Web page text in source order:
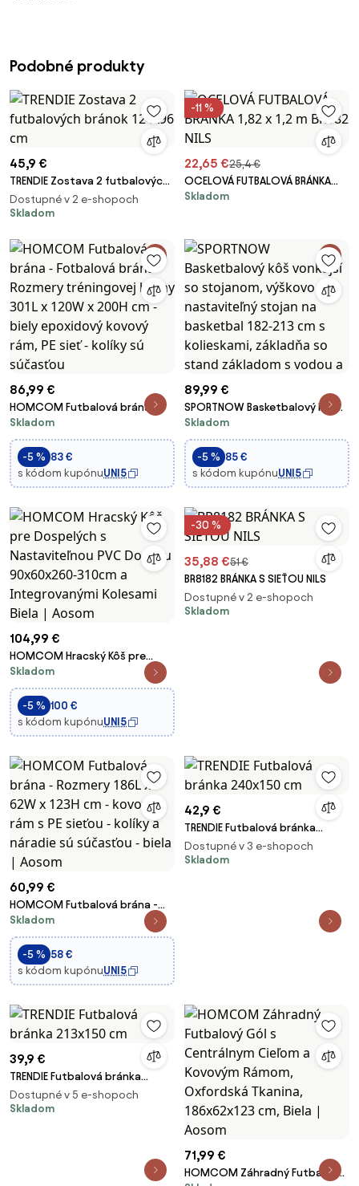
Podobné produkty
45,9 €
TRENDIE Zostava 2 futbalových
bránok 124x96 cm
Dostupné v 2 e-shopoch
Skladom
-11 %
22,65 €25,4 €
OCELOVÁ FUTBALOVÁ BRÁNKA
1,82 x 1,2 m BR182 NILS
Skladom
86,99 €
HOMCOM Futbalová brána -
Fotbalová brána - Rozmery
tréningovej brány 301L x 120W x
200H cm - biely epoxidový
kovový rám, PE sieť - kolíky sú
súčasťou
Skladom
-5 % 83 €
s kódom kupónuUNI5
89,99 €
SPORTNOW Basketbalový kôš
vonkajší so stojanom, výškovo
nastaviteľný stojan na
basketbal 182-213 cm s
kolieskami, základňa so stand
základom s vodou a
Skladom
-5 % 85 €
s kódom kupónuUNI5
104,99 €
HOMCOM Hracský Kôš pre
Dospelých s Nastaviteľnou PVC
Doskou 90x60x260-310cm a
Integrovanými Kolesami Biela |
Aosom
Skladom
-5 % 100 €
s kódom kupónuUNI5
-30 %
35,88 €51 €
BR8182 BRÁNKA S SIEŤOU NILS
Dostupné v 2 e-shopoch
Skladom
60,99 €
HOMCOM Futbalová brána -
Rozmery 186L x 62W x 123H cm -
kovový rám s PE sieťou - kolíky a
náradie sú súčasťou - biela |
Aosom
Skladom
-5 % 58 €
s kódom kupónuUNI5
42,9 €
TRENDIE Futbalová bránka
240x150 cm
Dostupné v 3 e-shopoch
Skladom
39,9 €
TRENDIE Futbalová bránka
213x150 cm
Dostupné v 5 e-shopoch
Skladom
71,99 €
HOMCOM Záhradný Futbalový